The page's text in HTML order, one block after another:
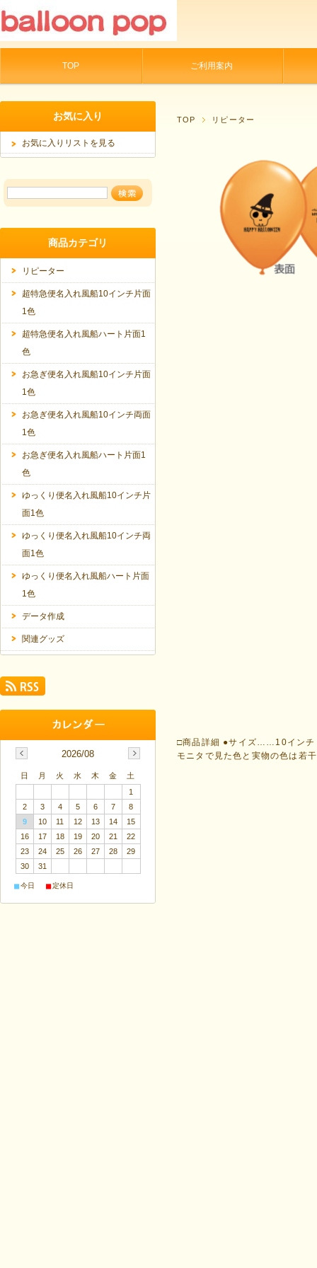
TOP ご利用案内
TOP リピーター
□商品詳細 ●サイズ……10イン
モニタで見た色と実物の色は若
お気に入り
お気に入りリストを見る
商品カテゴリ
リピーター
超特急便名入れ風船10インチ片面
1色
超特急便名入れ風船ハート片面1
色
お急ぎ便名入れ風船10インチ片面
1色
お急ぎ便名入れ風船10インチ両面
1色
お急ぎ便名入れ風船ハート片面1
色
ゆっくり便名入れ風船10インチ片
面1色
ゆっくり便名入れ風船10インチ両
面1色
ゆっくり便名入れ風船ハート片面
1色
データ作成
関連グッズ
2026/08
日 月 火 水 木 金
土
1
2
3 4 5 6 7
8
9
10 11 12 13 14
15
16
17 18 19 20 21
22
23
24 25 26 27 28
29
30
31
■今日 ■定休日